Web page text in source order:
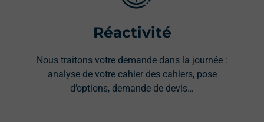
Réactivité
Nous traitons votre demande dans la journée :
analyse de votre cahier des cahiers, pose
d’options, demande de devis…